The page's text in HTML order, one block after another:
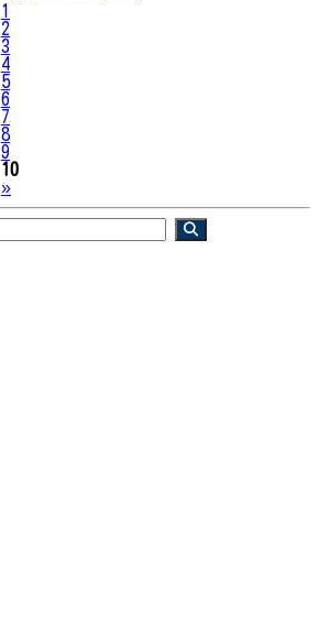
1
2
3
4
5
6
7
8
9
10
»Next